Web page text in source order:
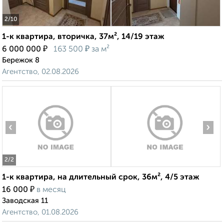
2/10
1-к квартира, вторичка, 37м², 14/19 этаж
6 000 000 ₽ 163 500 ₽ за м²
Бережок 8
Агентство, 02.08.2026
2/2
‹ ›
1-к квартира, на длительный срок, 36м², 4/5 этаж
16 000 ₽ в месяц
Заводская 11
Агентство, 01.08.2026